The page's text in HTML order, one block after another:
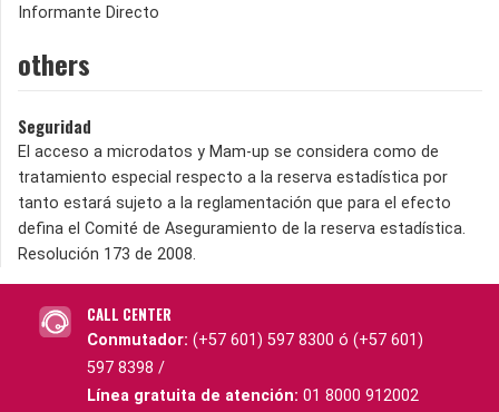
Informante Directo
others
Seguridad
El acceso a microdatos y Mam-up se considera como de
tratamiento especial respecto a la reserva estadística por
tanto estará sujeto a la reglamentación que para el efecto
defina el Comité de Aseguramiento de la reserva estadística.
Resolución 173 de 2008.
CALL CENTER
Conmutador: (+57 601) 597 8300 ó (+57 601)
597 8398 /
Línea gratuita de atención: 01 8000 912002